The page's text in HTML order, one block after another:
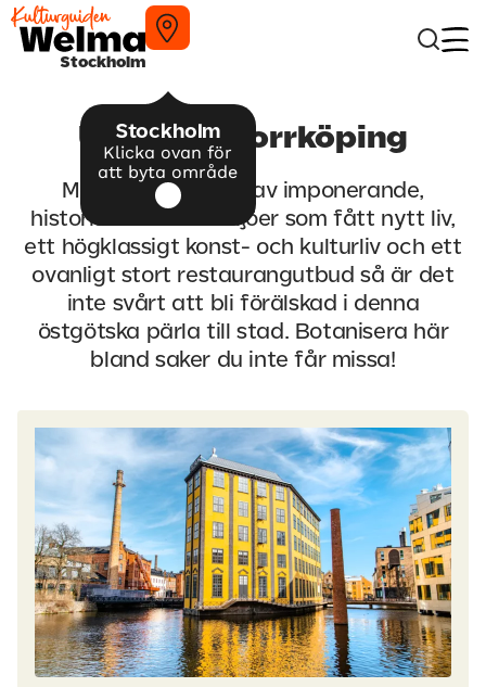
Stockholm
Stockholm
Klicka ovan för
att byta område
Upptäck Norrköping
Med en blandning av imponerande,
historiska industrimiljöer som fått nytt liv,
ett högklassigt konst- och kulturliv och ett
ovanligt stort restaurangutbud så är det
inte svårt att bli förälskad i denna
östgötska pärla till stad. Botanisera här
bland saker du inte får missa!